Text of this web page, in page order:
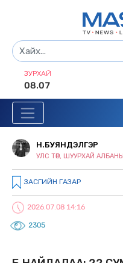
ЗУРХАЙ
08.07
Н.БУЯНДЭЛГЭР
УЛС ТӨР, ШУУРХАЙ
ЗАСГИЙН ГАЗАР
2026.07.08 14:16
2305